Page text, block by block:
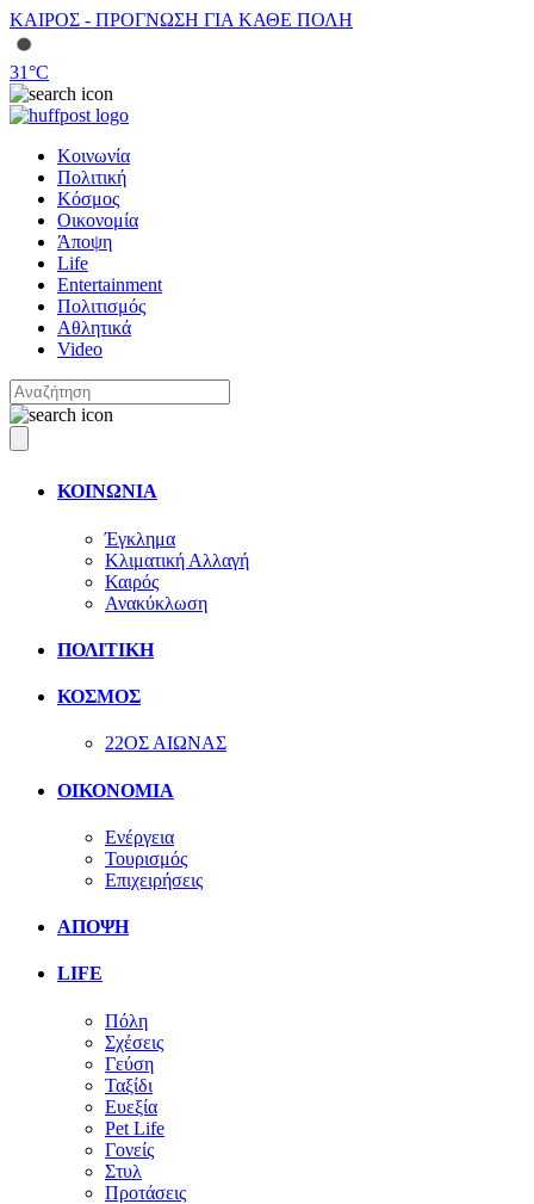
ΚΑΙΡΟΣ - ΠΡΟΓΝΩΣΗ ΓΙΑ ΚΑΘΕ ΠΟΛΗ
31°C
Κοινωνία
Πολιτική
Κόσμος
Οικονομία
Άποψη
Life
Entertainment
Πολιτισμός
Αθλητικά
Video
ΚΟΙΝΩΝΙΑ
Έγκλημα
Κλιματική Αλλαγή
Καιρός
Ανακύκλωση
ΠΟΛΙΤΙΚΗ
ΚΟΣΜΟΣ
22ΟΣ ΑΙΩΝΑΣ
ΟΙΚΟΝΟΜΙΑ
Ενέργεια
Τουρισμός
Επιχειρήσεις
ΑΠΟΨΗ
LIFE
Πόλη
Σχέσεις
Γεύση
Ταξίδι
Ευεξία
Pet Life
Γονείς
Στυλ
Προτάσεις